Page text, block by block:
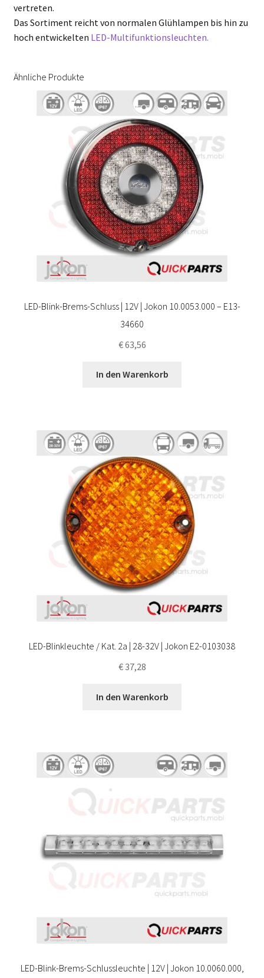
vertreten.
Das Sortiment reicht von normalen Glühlampen bis hin zu
hoch entwickelten LED-Multifunktionsleuchten.
Ähnliche Produkte
LED-Blink-Brems-Schluss | 12V | Jokon 10.0053.000 – E13-
34660
€63,56
In den Warenkorb
LED-Blinkleuchte / Kat. 2a | 28-32V | Jokon E2-0103038
€37,28
In den Warenkorb
LED-Blink-Brems-Schlussleuchte | 12V | Jokon 10.0060.000,